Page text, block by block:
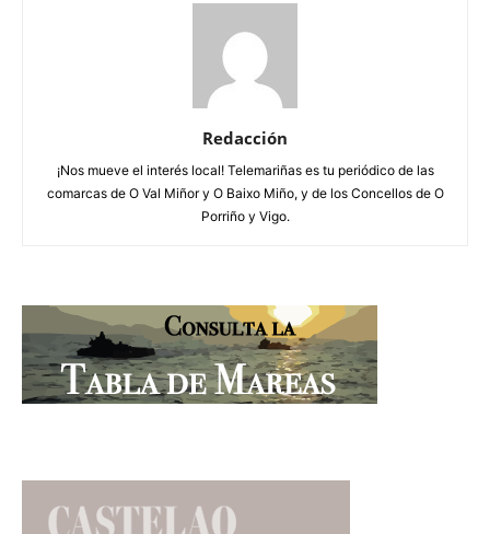
Redacción
¡Nos mueve el interés local! Telemariñas es tu periódico de las
comarcas de O Val Miñor y O Baixo Miño, y de los Concellos de O
Porriño y Vigo.